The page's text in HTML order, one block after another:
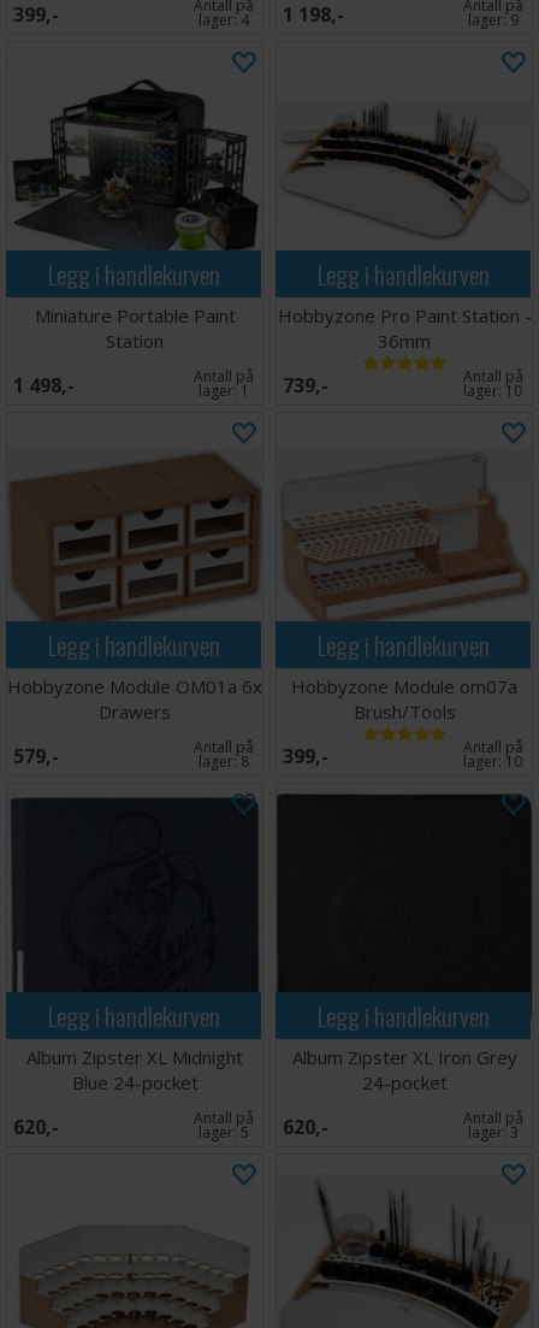
399,- Antall på
lager:4 1 198,- Antall på
lager:9
Legg i handlekurven
Miniature Portable Paint
Station
1 498,- Antall på
lager:1
Legg i handlekurven
Hobbyzone Pro Paint Station -
36mm
739,- Antall på
lager: 10
Legg i handlekurven
Hobbyzone Module OM01a 6x
Drawers
579,- Antall på
lager:8
Legg i handlekurven
Hobbyzone Module om07a
Brush/Tools
399,- Antall på
lager: 10
Legg i handlekurven
Album Zipster XL Midnight
Blue 24-pocket
620,- Antall på
lager:5
Legg i handlekurven
Album Zipster XL Iron Grey
24-pocket
620,- Antall på
lager:3